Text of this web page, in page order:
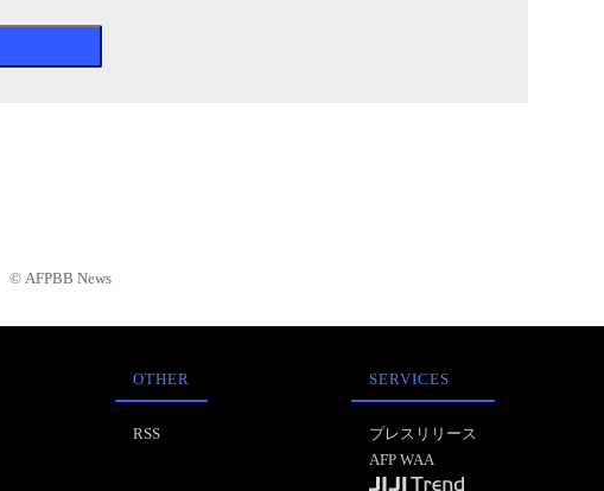
© AFPBB News
OTHER
RSS
SERVICES
プレスリリース
AFP WAA